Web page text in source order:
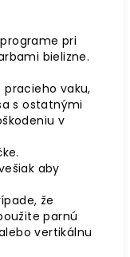
pri
bielizne.
vaku,
s ostatnými
v
aby
že
parnú
vertikálnu